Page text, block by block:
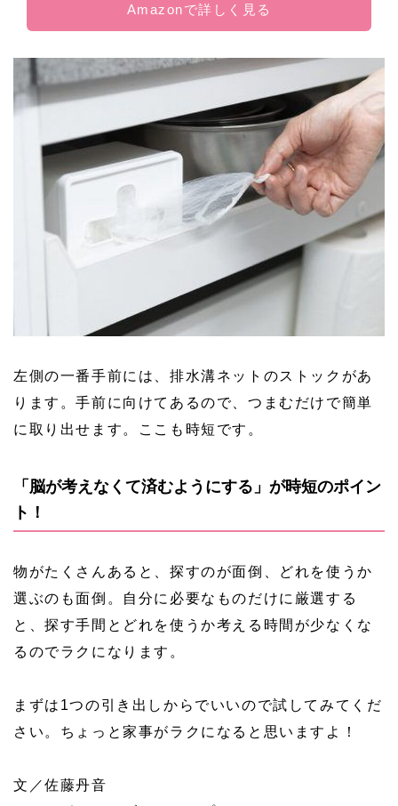
Amazonで詳しく見る
左側の一番手前には、排水溝ネットのストックがあ
ります。手前に向けてあるので、つまむだけで簡単
に取り出せます。ここも時短です。
「脳が考えなくて済むようにする」が時短のポイン
ト！
物がたくさんあると、探すのが面倒、どれを使うか
選ぶのも面倒。自分に必要なものだけに厳選する
と、探す手間とどれを使うか考える時間が少なくな
るのでラクになります。
まずは1つの引き出しからでいいので試してみてくだ
さい。ちょっと家事がラクになると思いますよ！
文／佐藤丹音